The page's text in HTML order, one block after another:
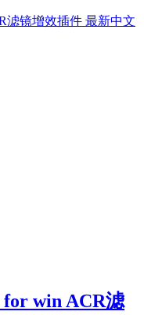
for win ACR滤